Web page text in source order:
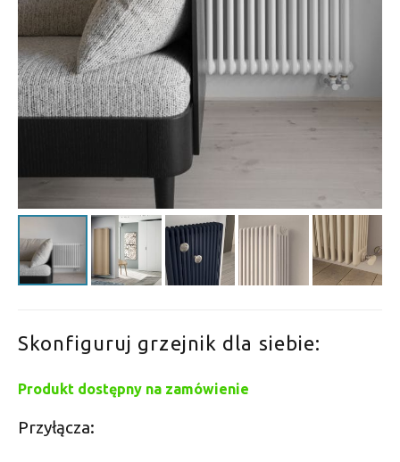
Skonfiguruj grzejnik dla siebie:
Produkt dostępny na zamówienie
Przyłącza: